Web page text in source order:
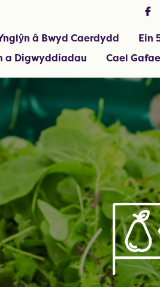
â Bwyd Caerdydd
Ein
a Digwyddiadau
Cael